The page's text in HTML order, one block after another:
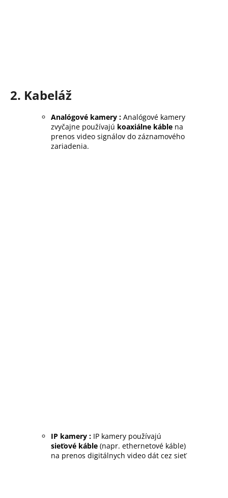
2. Kabeláž
Analógové kamery : Analógové kamery
zvyčajne používajú koaxiálne káble na
prenos video signálov do záznamového
zariadenia.
IP kamery : IP kamery používajú
sieťové káble (napr. ethernetové káble)
na prenos digitálnych video dát cez sieť